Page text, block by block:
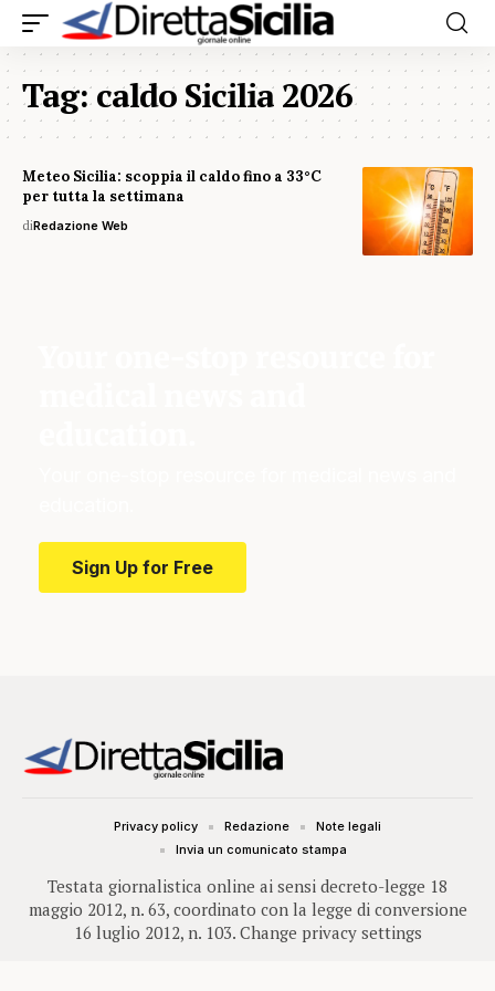
Tag:caldo Sicilia 2026
Meteo Sicilia: scoppia il caldo fino a 33°C
per tutta la settimana
diRedazione Web
Sign Up for Free
Testata giornalistica online ai sensi decreto-legge 18
maggio 2012, n. 63, coordinato con la legge di conversione
16 luglio 2012, n. 103. Change privacy settings
Privacy policy Redazione
Note legali
Invia un comunicato stampa